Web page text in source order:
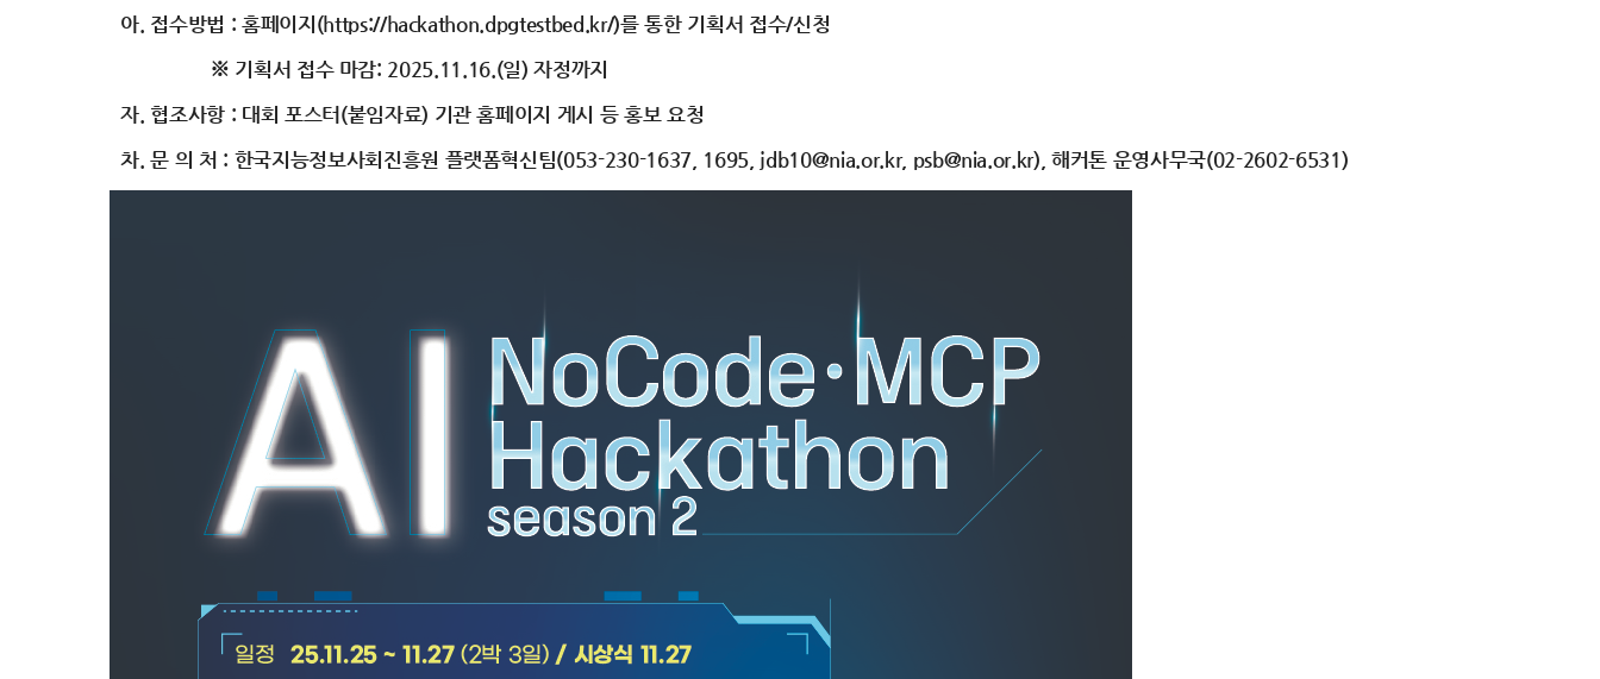
아. 접수방법 : 홈페이지(https://hackathon.dpgtestbed.kr/)를 통한 기획서 접수/신청
※ 기획서 접수 마감: 2025.11.16.(일) 자정까지
자. 협조사항 : 대회 포스터(붙임자료) 기관 홈페이지 게시 등 홍보 요청
차. 문 의 처 : 한국지능정보사회진흥원 플랫폼혁신팀(053-230-1637, 1695, jdb10@nia.or.kr, psb@nia.or.kr), 해커톤 운영사무국(02-2602-6531)